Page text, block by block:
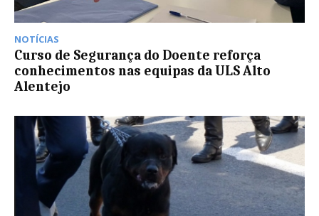
NOTÍCIAS
Curso de Segurança do Doente reforça
conhecimentos nas equipas da ULS Alto
Alentejo